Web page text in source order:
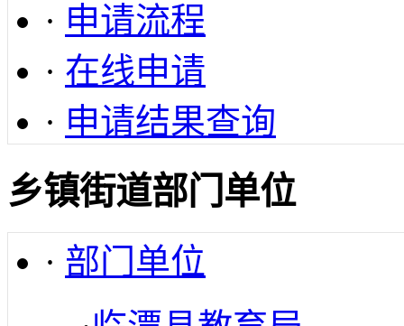
· 申请流程
· 在线申请
· 申请结果查询
乡镇街道部门单位
· 部门单位